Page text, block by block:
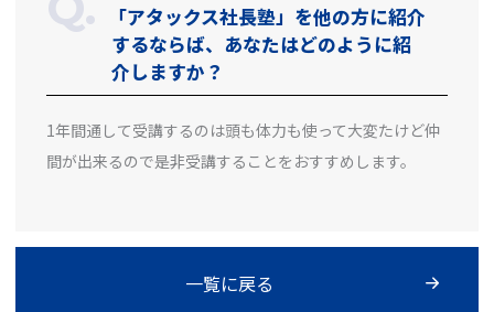
「アタックス社長塾」を他の方に紹介
するならば、あなたはどのように紹
介しますか？
1年間通して受講するのは頭も体力も使って大変たけど仲
間が出来るので是非受講することをおすすめします。
一覧に戻る